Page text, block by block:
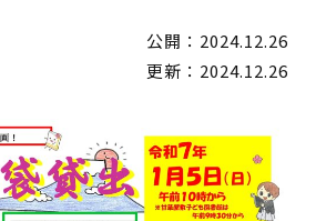
公開：2024.12.26
更新：2024.12.26
読書アニマシオン
お知らせ
イベント